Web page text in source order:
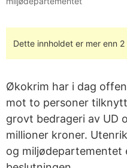
Dette innholdet er mer enn
Økokrim har i dag
mot to personer
grovt bedrageri av UD
millioner kroner.
og miljødepartementet